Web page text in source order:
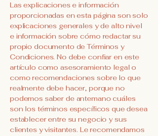
Las explicaciones e información
proporcionadas en esta página son solo
explicaciones generales y de alto nivel
e información sobre cómo redactar su
propio documento de Términos y
Condiciones. No debe confiar en este
artículo como asesoramiento legal o
como recomendaciones sobre lo que
realmente debe hacer, porque no
podemos saber de antemano cuáles
son los términos específicos que desea
establecer entre su negocio y sus
clientes y visitantes. Le recomendamos